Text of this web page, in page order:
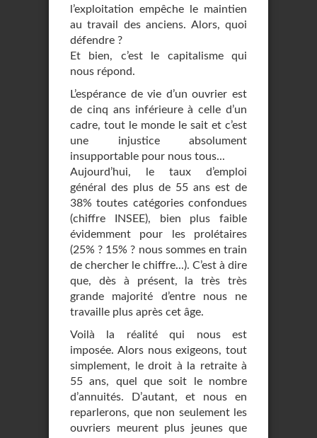
l’exploitation empêche le maintien
au travail des anciens. Alors, quoi
défendre ?
Et bien, c’est le capitalisme qui
nous répond.
L’espérance de vie d’un ouvrier est
de cinq ans inférieure à celle d’un
cadre, tout le monde le sait et c’est
une injustice absolument
insupportable pour nous tous...
Aujourd’hui, le taux d’emploi
général des plus de 55 ans est de
38% toutes catégories confondues
(chiffre INSEE), bien plus faible
évidemment pour les prolétaires
(25% ? 15% ? nous sommes en train
de chercher le chiffre...). C’est à dire
que, dès à présent, la très très
grande majorité d’entre nous ne
travaille plus après cet âge.
Voilà la réalité qui nous est
imposée. Alors nous exigeons, tout
simplement, le droit à la retraite à
55 ans, quel que soit le nombre
d’annuités. D’autant, et nous en
reparlerons, que non seulement les
ouvriers meurent plus jeunes que